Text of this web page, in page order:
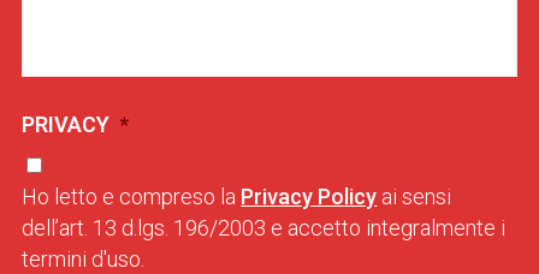
PRIVACY *
Ho letto e compreso la Privacy Policy ai sensi
dell’art. 13 d.lgs. 196/2003 e accetto integralmente i
termini d'uso.